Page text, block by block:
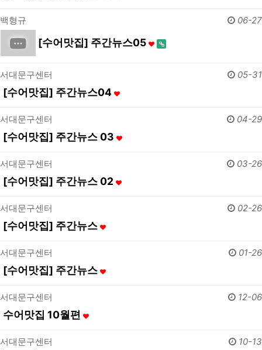
백형규 06-27
[수어맛집] 주간뉴스05
서대문구센터 05-31
[수어맛집] 주간뉴스04
서대문구센터 04-29
[수어맛집] 주간뉴스 03
서대문구센터 03-26
[수어맛집] 주간뉴스 02
서대문구센터 02-26
[수어맛집] 주간뉴스
서대문구센터 01-26
[수어맛집] 주간뉴스
서대문구센터 12-06
수어맛집 10월편
서대문구센터 10-13